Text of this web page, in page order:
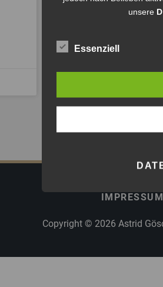
Es gibt keinen
ANHÖREN »
IMPRESSUM
Copyright © 2026 Astrid
unsere
Essenziell